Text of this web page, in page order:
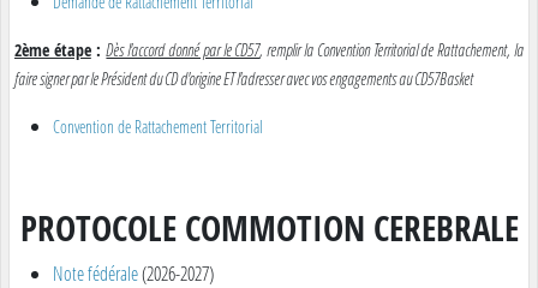
2ème étape: Dès l'accord donné par le CD57, remplir la Convention Territorial de Rattachement, la
faire signer par le Président du CD d'origine ET l'adresser avec vos engagements au CD57Basket
Convention de Rattachement Territorial
PROTOCOLE COMMOTION CEREBRALE
Note fédérale(2026-2027)